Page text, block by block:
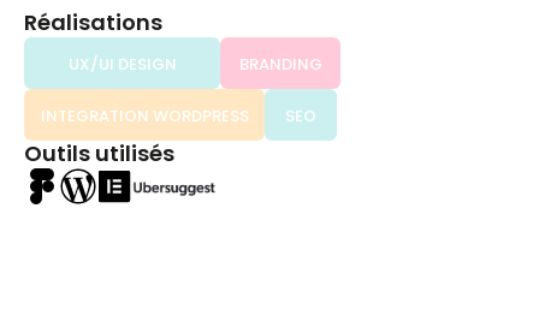
Réalisations
UX/UI DESIGN BRANDING
INTEGRATION WORDPRESS SEO
Outils utilisés